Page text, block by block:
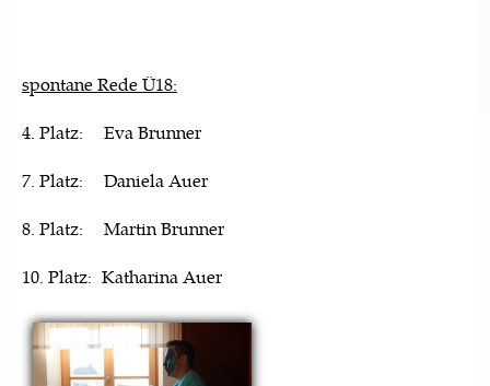
spontane Rede Ü18:
4. Platz: Eva Brunner
7. Platz: Daniela Auer
8. Platz: Martin Brunner
10. Platz: Katharina Auer